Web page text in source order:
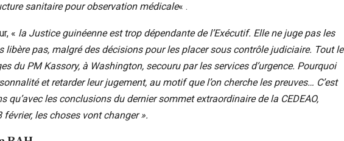
sanitaire pour observation médicale« .
« la Justice guinéenne est trop dépendante de l’Exécutif. Elle ne juge pas les
libère pas, malgré des décisions pour les placer sous contrôle judiciaire. Tout le
du PM Kassory, à Washington, secouru par les services d’urgence. Pourquoi
et retarder leur jugement, au motif que l’on cherche les preuves… C’est
qu’avec les conclusions du dernier sommet extraordinaire de la CEDEAO,
les choses vont changer ».